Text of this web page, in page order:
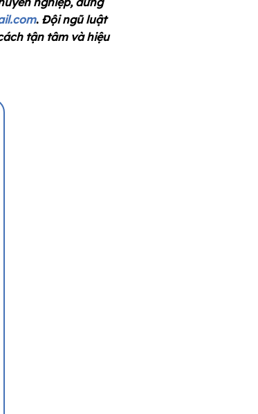
. Đội ngũ luật
tận tâm và hiệu